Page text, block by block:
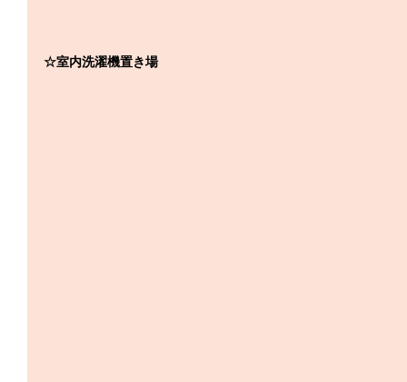
☆室内洗濯機置き場